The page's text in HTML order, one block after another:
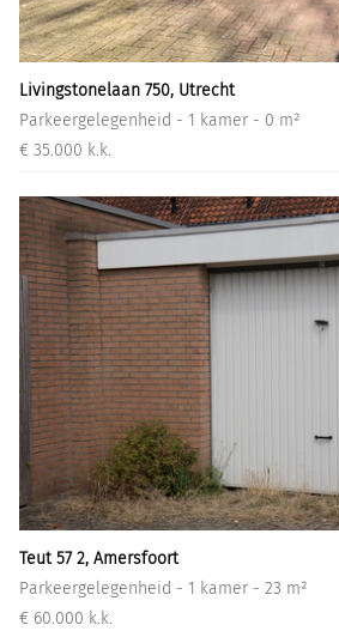
Inloggen
Livingstonelaan 750, Utrecht
Parkeergelegenheid - 1 kamer - 0 m²
€ 35.000 k.k.
Teut 57 2, Amersfoort
Parkeergelegenheid - 1 kamer - 23 m²
€ 60.000 k.k.